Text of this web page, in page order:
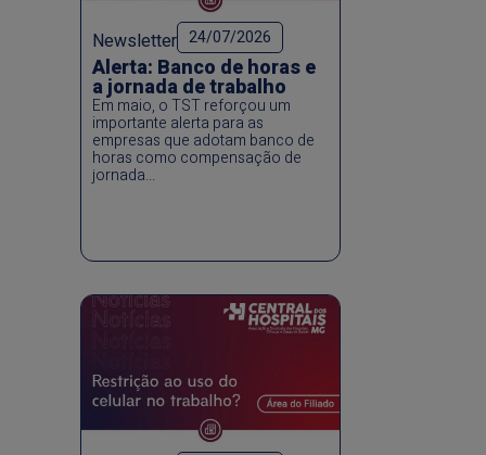
Newsletter 24/07/2026
Alerta: Banco de horas e
a jornada de trabalho
Em maio, o TST reforçou um
importante alerta para as
empresas que adotam banco de
horas como compensação de
jornada...